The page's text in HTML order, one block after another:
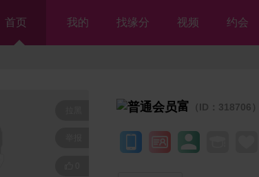
首页 我的 找缘分 视频 约会
富 （ID：318706）